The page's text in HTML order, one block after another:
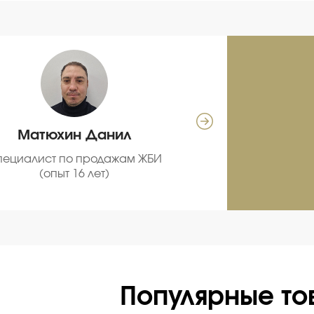
Матюхин Данил
по продажам ЖБИ
(опыт 16 лет)
Популярные